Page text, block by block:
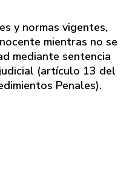
y normas vigentes,
mientras no se
mediante sentencia
(artículo 13 del
Penales).